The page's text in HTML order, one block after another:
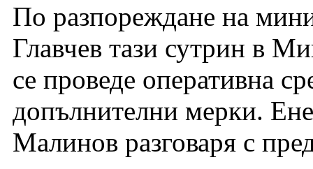
По разпореждане на
Главчев тази сутрин в
се проведе оперативна
допълнителни мерки.
Малинов разговаря с